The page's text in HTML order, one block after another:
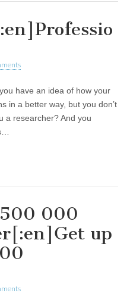
have an idea of how your
in a better way, but you don’t
a researcher? And you
000
up